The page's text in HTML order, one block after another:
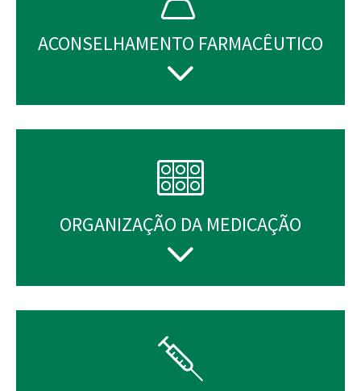
ACONSELHAMENTO FARMACÊUTICO
ORGANIZAÇÃO DA MEDICAÇÃO